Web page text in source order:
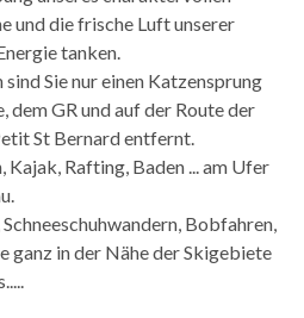
und die frische Luft unserer
tanken.
Sie nur einen Katzensprung
GR und auf der Route der
St Bernard entfernt.
Rafting, Baden ... am Ufer
Bobfahren,
ganz in der Nähe der Skigebiete